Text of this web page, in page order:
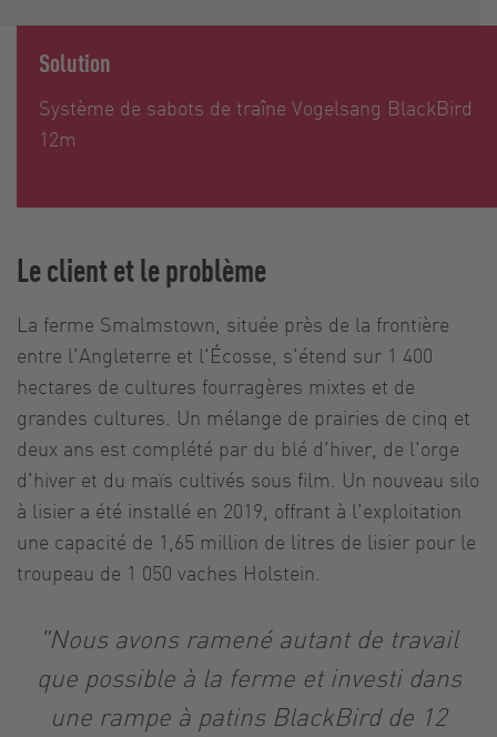
Solution
Système de sabots de traîne Vogelsang BlackBird
12m
Le client et le problème
La ferme Smalmstown, située près de la frontière
entre l'Angleterre et l'Écosse, s'étend sur 1 400
hectares de cultures fourragères mixtes et de
grandes cultures. Un mélange de prairies de cinq et
deux ans est complété par du blé d'hiver, de l'orge
d'hiver et du maïs cultivés sous film. Un nouveau silo
à lisier a été installé en 2019, offrant à l'exploitation
une capacité de 1,65 million de litres de lisier pour le
troupeau de 1 050 vaches Holstein.
"Nous avons ramené autant de travail
que possible à la ferme et investi dans
une rampe à patins BlackBird de 12